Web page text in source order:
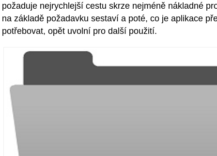
požaduje nejrychlejší cestu skrze nejméně nákladné
na základě požadavku sestaví a poté, co je aplikace
potřebovat, opět uvolní pro další použití.